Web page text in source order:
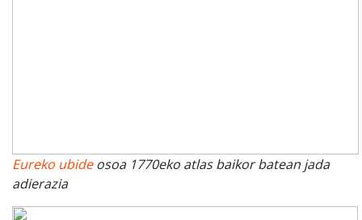
Eureko ubideosoa 1770eko atlas baikor batean jada
adierazia